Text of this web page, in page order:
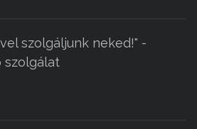
szolgáljunk neked!" -
szolgálat